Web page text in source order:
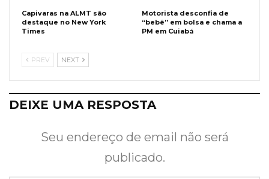
Capivaras na ALMT são
destaque no New York
Times
Motorista desconfia de
“bebê” em bolsa e chama a
PM em Cuiabá
PREV NEXT
DEIXE UMA RESPOSTA
Seu endereço de email não será
publicado.